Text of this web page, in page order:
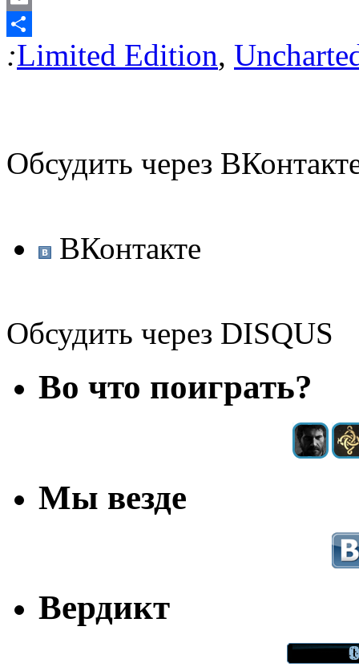
Email
Отправить
:Limited Edition,
Обсудить через
ВКонтакте
Обсудить через DISQUS
Во что поиграть?
Мы везде
Вердикт